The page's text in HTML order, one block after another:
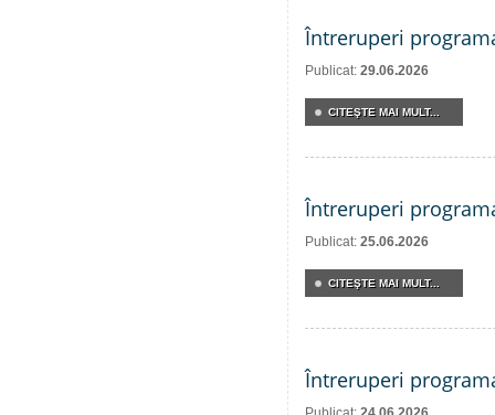
Întreruperi
Publicat: 29.06.2026
CITEŞTE MAI MULT...
Întreruperi
Publicat: 25.06.2026
CITEŞTE MAI MULT...
Întreruperi